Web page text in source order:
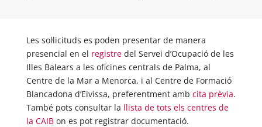
Les sol·licituds es poden presentar de manera
presencial en el registredel Servei d’Ocupació de les
Illes Balears a les oficines centrals de Palma, al
Centre de la Mar a Menorca, i al Centre de Formació
Blancadona d’Eivissa, preferentment amb cita prèvia.
També pots consultar la llista de tots els centres de
la CAIBon es pot registrar documentació.